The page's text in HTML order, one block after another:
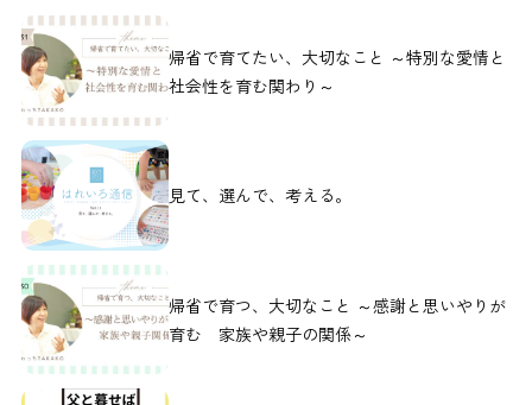
帰省で育てたい、大切なこと ～特別な愛情と
社会性を育む関わり～
見て、選んで、考える。
帰省で育つ、大切なこと ～感謝と思いやりが
育む 家族や親子の関係～